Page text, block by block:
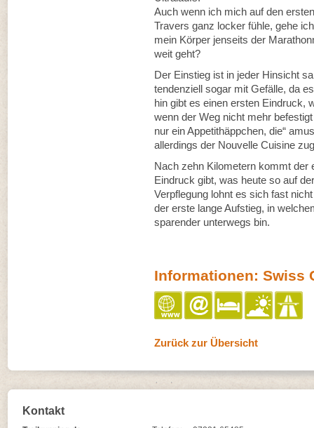
Auch wenn ich mich auf den
Travers ganz locker fühle, gehe
mein Körper jenseits der
weit geht?
Der Einstieg ist in jeder Hinsicht
tendenziell sogar mit Gefälle, da
hin gibt es einen ersten Eindruck,
wenn der Weg nicht mehr
nur ein Appetithäppchen, die“
allerdings der Nouvelle Cuisine
Nach zehn Kilometern kommt der
Eindruck gibt, was heute so auf
Verpflegung lohnt es sich fast
der erste lange Aufstieg, in
sparender unterwegs bin.
Informationen: Swiss
Zurück zur Übersicht
Kontakt